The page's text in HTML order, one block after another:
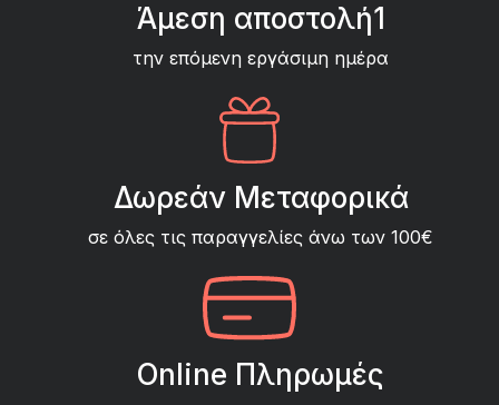
Άμεση αποστολή1
την επόμενη εργάσιμη ημέρα
Δωρεάν Μεταφορικά
σε όλες τις παραγγελίες άνω των 100€
Online Πληρωμές